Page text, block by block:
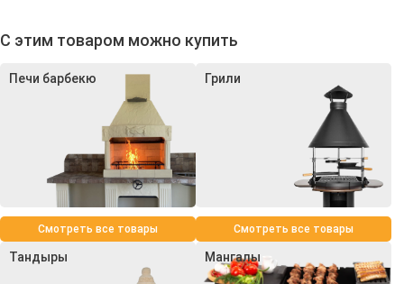
С этим товаром можно купить
Печи барбекю
Смотреть все товары
Грили
Смотреть все товары
Тандыры Мангалы